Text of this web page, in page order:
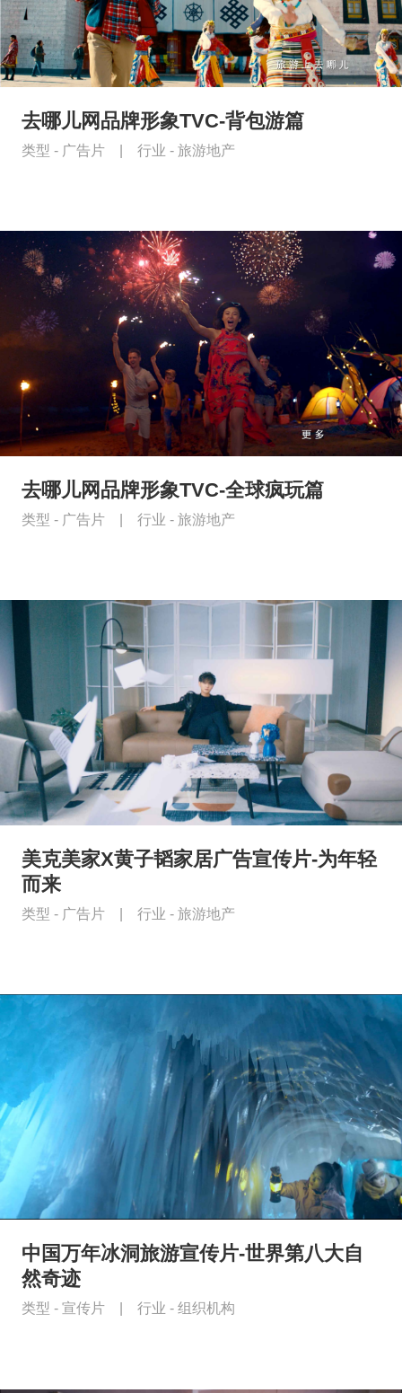
去哪儿网品牌形象TVC-背包游篇
类型 - 广告片 行业 - 旅游地产
去哪儿网品牌形象TVC-全球疯玩篇
类型 - 广告片 行业 - 旅游地产
美克美家X黄子韬家居广告宣传片-为年轻
而来
类型 - 广告片 行业 - 旅游地产
中国万年冰洞旅游宣传片-世界第八大自
然奇迹
类型 - 宣传片 行业 - 组织机构